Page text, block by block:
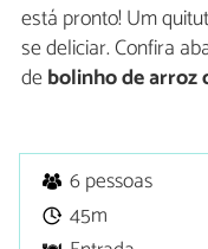
está pronto! Um
se deliciar. Confira
debolinho de arroz
6 pessoas
45m